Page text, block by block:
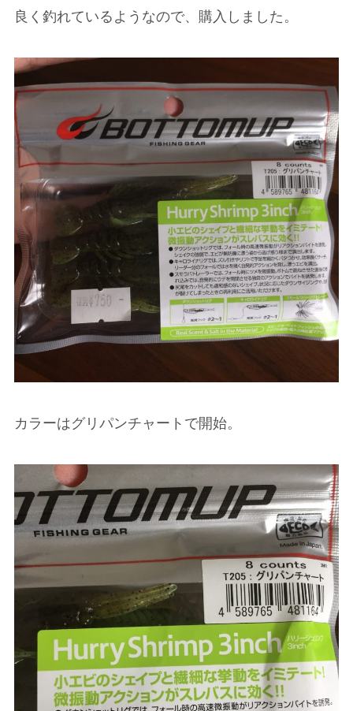
良く釣れているようなので、購入しました。
カラーはグリパンチャートで開始。